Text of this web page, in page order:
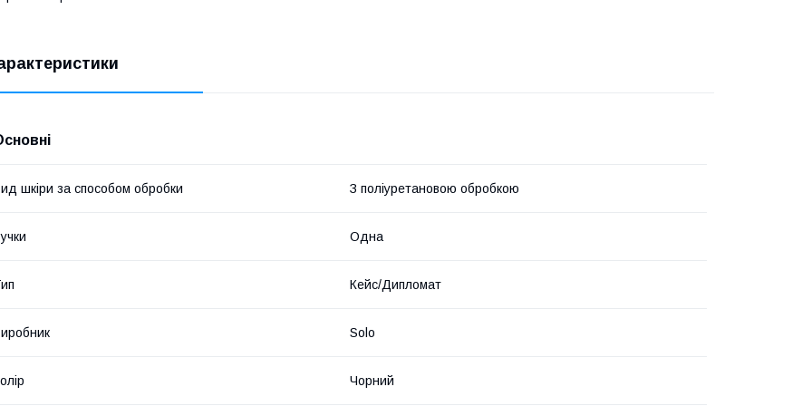
шкіри за способом обробки З поліуретановою обробкою
Одна
Кейс/Дипломат
Solo
Чорний